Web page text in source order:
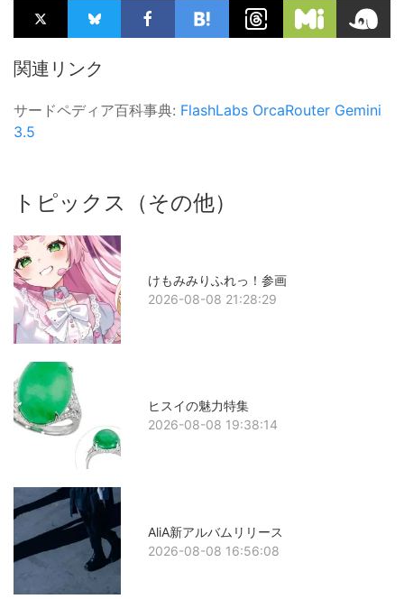
関連リンク
サードペディア百科事典: FlashLabs OrcaRouter Gemini
3.5
トピックス（その他）
けもみみりふれっ！参画
2026-08-08 21:28:29
ヒスイの魅力特集
2026-08-08 19:38:14
AliA新アルバムリリース
2026-08-08 16:56:08